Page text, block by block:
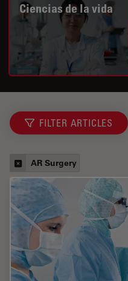
Ciencias de la vida
FILTER ARTICLES
AR Surgery